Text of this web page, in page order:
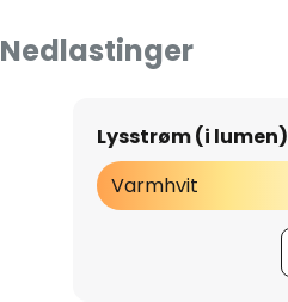
Nedlastinger
Lysstrøm (i lumen)
Varmhvit